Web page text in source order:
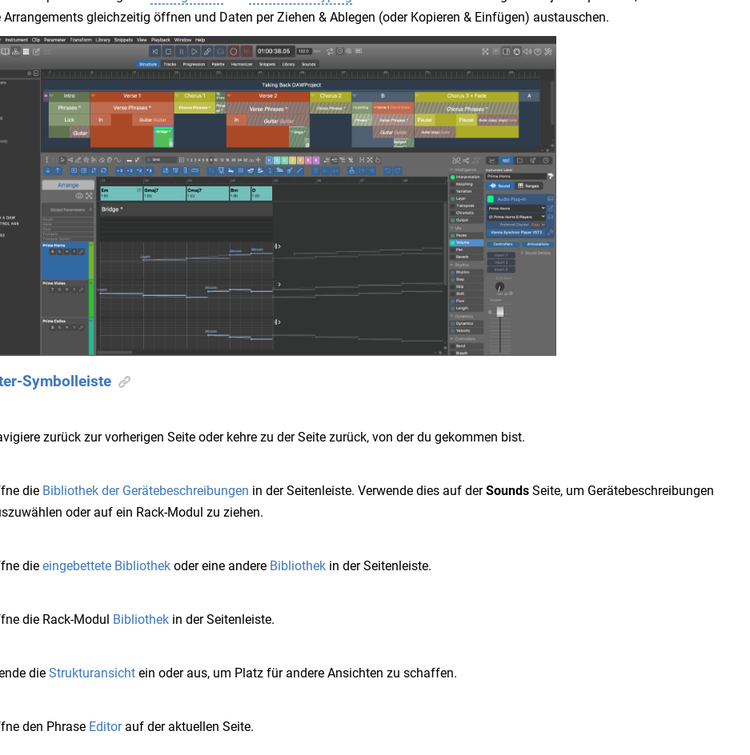
Arrangements gleichzeitig öffnen und Daten per Ziehen & Ablegen (oder Kopieren & Einfügen) austauschen.
Symbolleiste
zurück zur vorherigen Seite oder kehre zu der Seite zurück, von der du gekommen bist.
die Bibliothek der Gerätebeschreibungen in der Seitenleiste. Verwende dies auf derSounds Seite, um Gerätebeschreibungen
oder auf ein Rack-Modul zu ziehen.
die eingebettete Bibliothek oder eine andere Bibliothek in der Seitenleiste.
die Rack-Modul Bibliothek in der Seitenleiste.
die Strukturansicht ein oder aus, um Platz für andere Ansichten zu schaffen.
den Phrase Editorauf der aktuellen Seite.